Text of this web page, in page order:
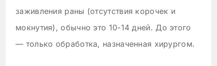
заживления раны (отсутствия корочек и
мокнутия), обычно это 10-14 дней. До этого
— только обработка, назначенная хирургом.